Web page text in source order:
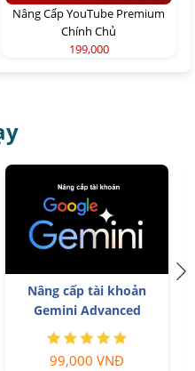
Nâng Cấp YouTube Premium
Chính Chủ
199,000
Nâng cấp tài khoản
Gemini Advanced
99,000 VNĐ